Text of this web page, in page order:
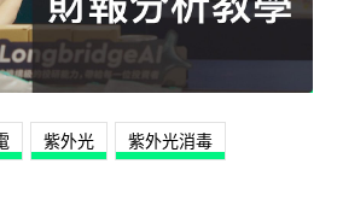
紫外光 紫外光消毒